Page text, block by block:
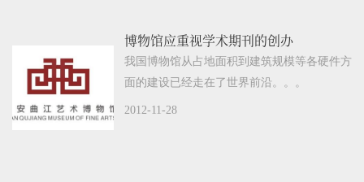
博物馆应重视学术期刊的创办
我国博物馆从占地面积到建筑规模等各硬件方
面的建设已经走在了世界前沿。。。
2012-11-28